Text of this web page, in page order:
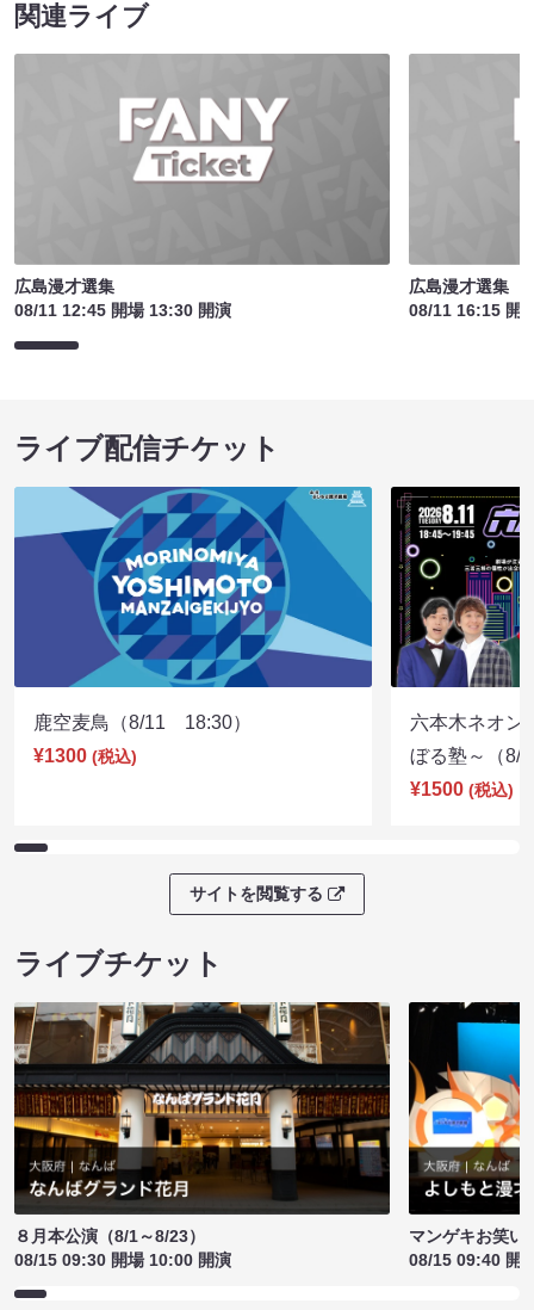
関連ライブ
広島漫才選集
08/11 12:45 開場 13:30 開演
広島漫才選集
08/11 16:15 開
ライブ配信チケット
鹿空麦鳥（8/11 18:30）
¥1300 (税込)
六本木ネオン
ぼる塾～（
¥1500 (税込)
サイトを閲覧する
ライブチケット
８月本公演（8/1～8/23）
08/15 09:30 開場 10:00 開演
マンゲキお笑い
08/15 09:40 開